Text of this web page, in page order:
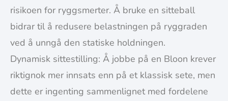
risikoen for ryggsmerter. Å bruke en sitteball
bidrar til å redusere belastningen på ryggraden
ved å unngå den statiske holdningen.
Dynamisk sittestilling: Å jobbe på en Bloon krever
riktignok mer innsats enn på et klassisk sete, men
dette er ingenting sammenlignet med fordelene